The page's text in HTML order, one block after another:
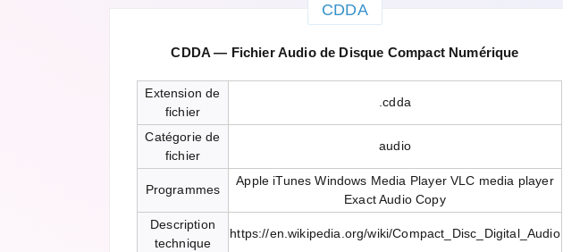
CDDA
CDDA — Fichier Audio de Disque Compact Numérique
Extension de
fichier
.cdda
Catégorie de
fichier
audio
Programmes
Apple iTunes Windows Media Player VLC media player
Exact Audio Copy
Description
technique
https://en.wikipedia.org/wiki/Compact_Disc_Digital_Audio